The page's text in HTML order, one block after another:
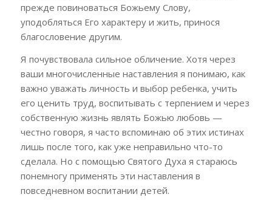
прежде повиноваться Божьему Слову,
уподобляться Его характеру и жить, принося
благословение другим.
Я почувствовала сильное обличение. Хотя через
ваши многочисленные наставления я понимаю, как
важно уважать личность и выбор ребенка, учить
его ценить труд, воспитывать с терпением и через
собственную жизнь являть Божью любовь —
честно говоря, я часто вспоминаю об этих истинах
лишь после того, как уже неправильно что-то
сделала. Но с помощью Святого Духа я стараюсь
понемногу применять эти наставления в
повседневном воспитании детей.